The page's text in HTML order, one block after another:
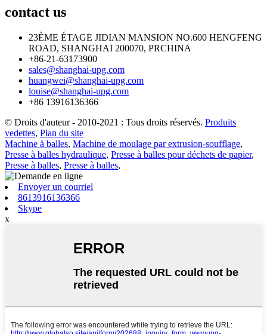
contact us
23ÈME ÉTAGE JIDIAN MANSION NO.600 HENGFENG
ROAD, SHANGHAI 200070, PRCHINA
+86-21-63173900
sales@shanghai-upg.com
huangwei@shanghai-upg.com
louise@shanghai-upg.com
+86 13916136366
© Droits d'auteur - 2010-2021 : Tous droits réservés. Produits
vedettes, Plan du site
Machine à balles, Machine de moulage par extrusion-soufflage,
Presse à balles hydraulique, Presse à balles pour déchets de papier,
Presse à balles, Presse à balles,
Envoyer un courriel
8613916136366
Skype
x